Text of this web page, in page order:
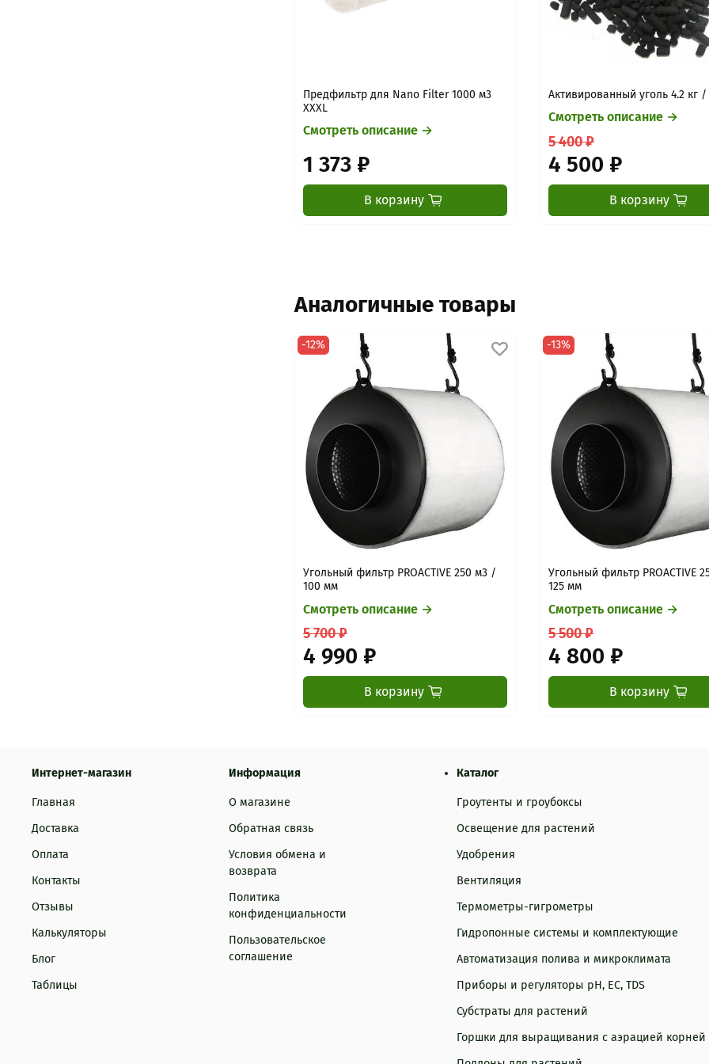
Предфильтр для Nano Filter 1000 м3
XXXL
Смотреть описание →
1 373 ₽
В корзину
Активированный уголь 4.2 кг
Смотреть описание →
5 400 ₽
4 500 ₽
В корзину
Аналогичные товары
-12%
Угольный фильтр PROACTIVE 250 м3 /
100 мм
Смотреть описание →
5 700 ₽
4 990 ₽
В корзину
-13%
Угольный фильтр PROACTIVE
125 мм
Смотреть описание →
5 500 ₽
4 800 ₽
В корзину
Интернет-магазин
Главная
Доставка
Оплата
Контакты
Отзывы
Калькуляторы
Блог
Таблицы
Информация
О магазине
Обратная связь
Условия обмена и
возврата
Политика
конфиденциальности
Пользовательское
соглашение
Каталог
Гроутенты и гроубоксы
Освещение для растений
Удобрения
Вентиляция
Термометры-гигрометры
Гидропонные системы и комплектующие
Автоматизация полива и микроклимата
Приборы и регуляторы рН, EC, TDS
Субстраты для растений
Горшки для выращивания с аэрацией корней